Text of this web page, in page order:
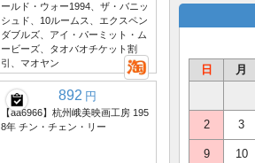
ールド・ウォー1994、ザ・バニッ
シュド、10ルームス、エクスペン
ダブルズ、アイ・パーミット・ム
ービーズ、タオバオチケット割
引、マオヤン
892 円
【aa6966】杭州峨美映画工房 195
8年 チン・チェン・リー
日 月
2 3
9 10